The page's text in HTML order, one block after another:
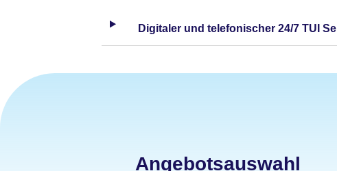
Digitaler und telefonischer 24/7 TUI
Angebotsauswahl